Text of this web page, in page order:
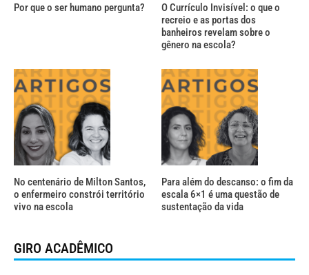
Por que o ser humano pergunta?
O Currículo Invisível: o que o
recreio e as portas dos
banheiros revelam sobre o
gênero na escola?
No centenário de Milton Santos,
o enfermeiro constrói território
vivo na escola
Para além do descanso: o fim da
escala 6×1 é uma questão de
sustentação da vida
GIRO ACADÊMICO